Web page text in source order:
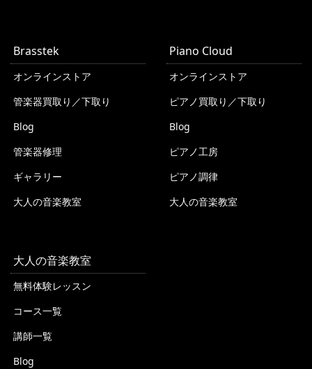
Brasstek
オンラインストア
管楽器買取り／下取り
Blog
管楽器修理
ギャラリー
大人の音楽教室
Piano Cloud
オンラインストア
ピアノ買取り／下取り
Blog
ピアノ工房
ピアノ調律
大人の音楽教室
大人の音楽教室
無料体験レッスン
コース一覧
講師一覧
Blog